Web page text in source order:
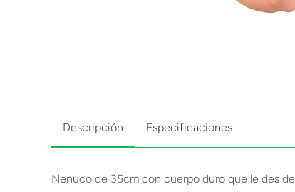
Descripción Especificaciones
Nenuco de 35cm con cuerpo duro que le des